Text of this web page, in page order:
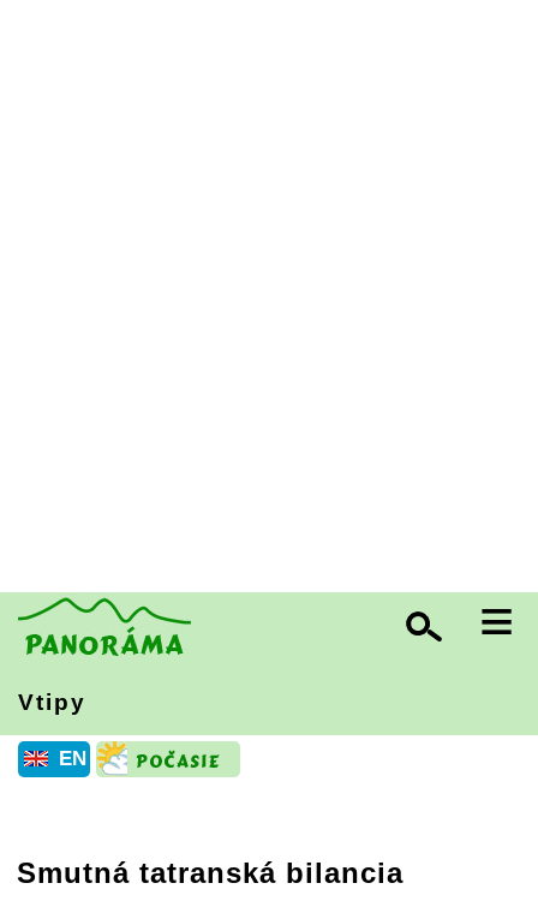
≡
Vtipy
EN
Smutná tatranská bilancia